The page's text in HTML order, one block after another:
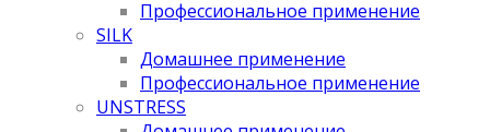
Профессиональное применение
SILK
Домашнее применение
Профессиональное применение
UNSTRESS